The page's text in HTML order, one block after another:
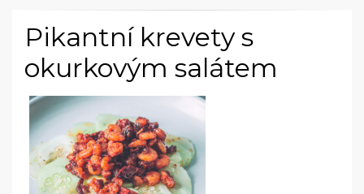
Pikantní krevety s
okurkovým salátem